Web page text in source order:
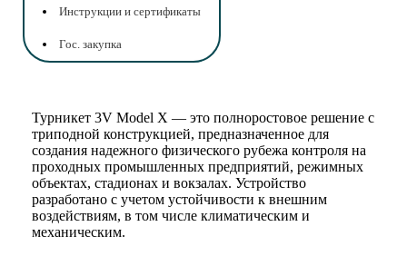
Инструкции и сертификаты
Гос. закупка
Турникет 3V Model X — это полноростовое решение с
триподной конструкцией, предназначенное для
создания надежного физического рубежа контроля на
проходных промышленных предприятий, режимных
объектах, стадионах и вокзалах. Устройство
разработано с учетом устойчивости к внешним
воздействиям, в том числе климатическим и
механическим.